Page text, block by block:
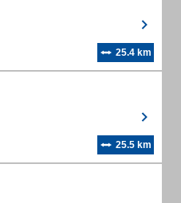
25.4 km
25.5 km